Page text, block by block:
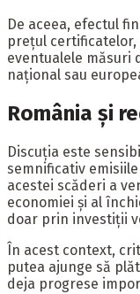
De aceea, efectul
prețul
eventualele măsuri
național sau
România și
Discuția este
semnificativ
acestei scăderi a
economiei și al
doar prin investiții
În acest context,
putea ajunge să
deja progrese